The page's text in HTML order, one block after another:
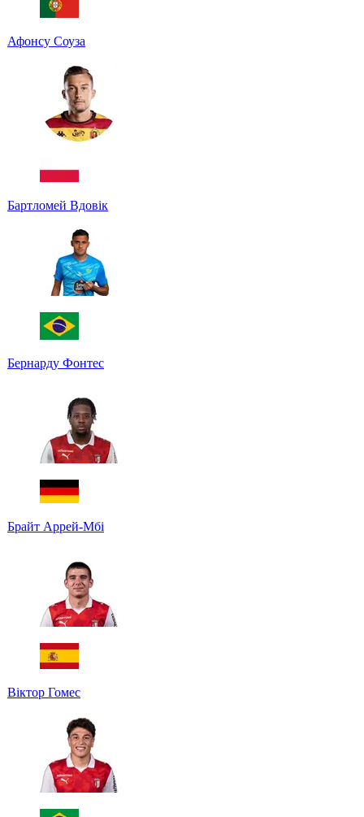
Афонсу Соуза
Бартломей Вдовік
Бернарду Фонтес
Брайт Аррей-Мбі
Віктор Гомес